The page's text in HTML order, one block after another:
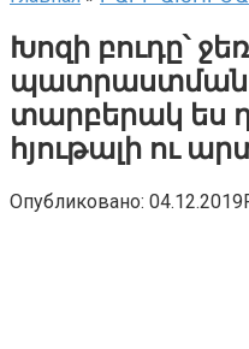
Խոզի բուդը՝
պատրաստման
տարբերակ ես
հյութալի ու
Опубликовано: 04.12.2019